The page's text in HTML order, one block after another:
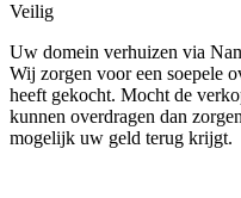
Veilig
Uw domein verhuizen via
Wij zorgen voor een soepele
heeft gekocht. Mocht de
kunnen overdragen dan
mogelijk uw geld terug krijgt.